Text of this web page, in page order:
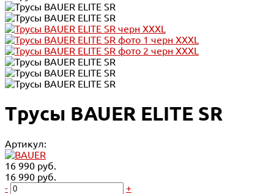
Трусы BAUER ELITE SR
Артикул:
16 990 руб.
16 990 руб.
-
+